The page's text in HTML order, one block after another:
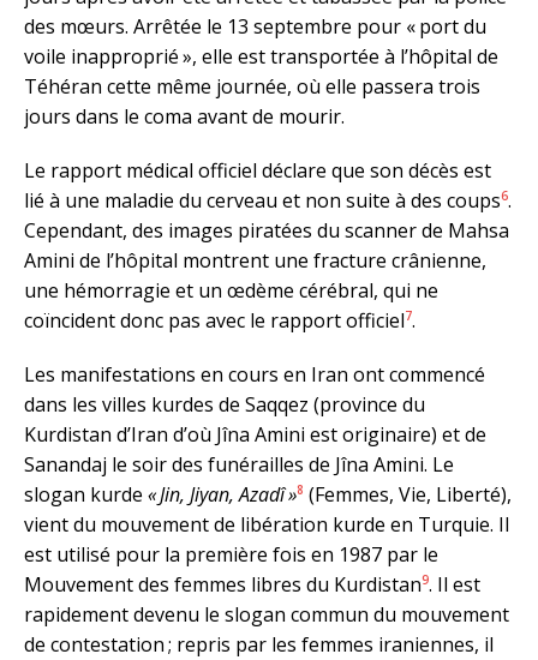
des mœurs. Arrêtée le 13 septembre pour « port du
voile inapproprié », elle est transportée à l’hôpital de
Téhéran cette même journée, où elle passera trois
jours dans le coma avant de mourir.
Le rapport médical officiel déclare que son décès est
lié à une maladie du cerveau et non suite à des coups6.
Cependant, des images piratées du scanner de Mahsa
Amini de l’hôpital montrent une fracture crânienne,
une hémorragie et un œdème cérébral, qui ne
coïncident donc pas avec le rapport officiel7.
Les manifestations en cours en Iran ont commencé
dans les villes kurdes de Saqqez (province du
Kurdistan d’Iran d’où Jîna Amini est originaire) et de
Sanandaj le soir des funérailles de Jîna Amini. Le
slogan kurde « Jin, Jiyan, Azadî »8 (Femmes, Vie, Liberté),
vient du mouvement de libération kurde en Turquie. Il
est utilisé pour la première fois en 1987 par le
Mouvement des femmes libres du Kurdistan9. Il est
rapidement devenu le slogan commun du mouvement
de contestation ; repris par les femmes iraniennes, il